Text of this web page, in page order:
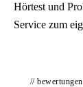
Hörtest und
Service zum
// bewertungen